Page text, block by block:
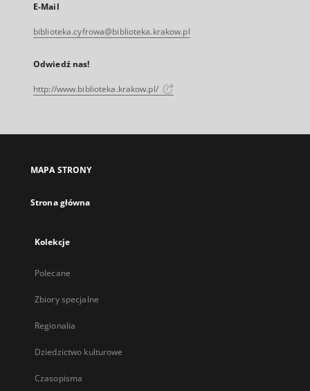
E-Mail
biblioteka.cyfrowa@biblioteka.krakow.pl
Odwiedź nas!
http://www.biblioteka.krakow.pl/
MAPA STRONY
Strona główna
Kolekcje
Polecane
Zbiory specjalne
Regionalia
Dziedzictwo kulturowe
Czasopisma